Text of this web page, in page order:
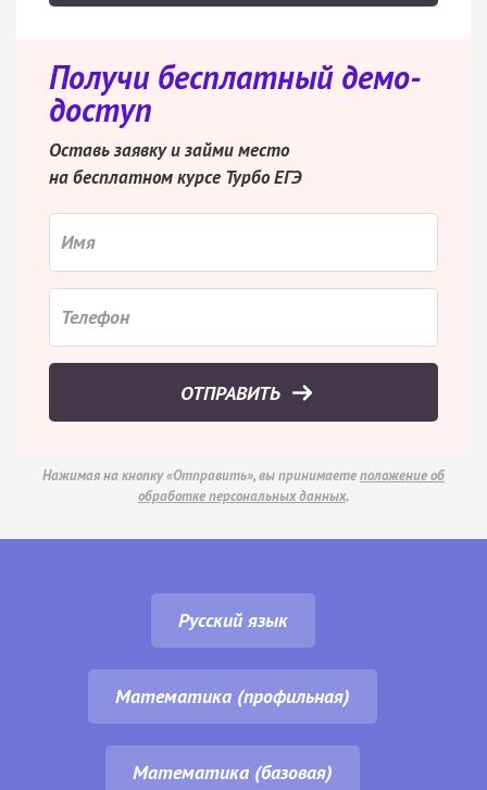
Получи бесплатный демо-
доступ
Оставь заявку и займи место
на бесплатном курсе Турбо ЕГЭ
ОТПРАВИТЬ
Нажимая на кнопку «Отправить», вы принимаетеположение об
обработке персональных данных.
Русский язык
Математика (профильная)
Математика (базовая)